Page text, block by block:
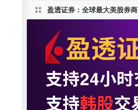
盈透证券：全球最大美股券商